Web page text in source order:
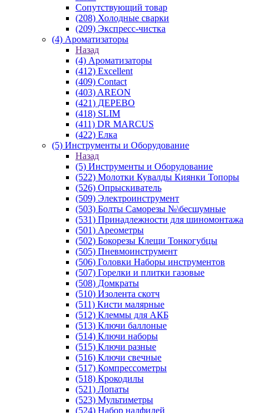
Сопутствующий товар
(208) Холодные сварки
(209) Экспреcс-чистка
(4) Ароматизаторы
Назад
(4) Ароматизаторы
(412) Excellent
(409) Contact
(403) AREON
(421) ДЕРЕВО
(418) SLIM
(411) DR MARCUS
(422) Елка
(5) Инструменты и Оборудование
Назад
(5) Инструменты и Оборудование
(522) Молотки Кувалды Киянки Топоры
(526) Опрыскиватель
(509) Электроинструмент
(503) Болты Саморезы №\бесшумные
(531) Принадлежности для шиномонтажа
(501) Ареометры
(502) Бокорезы Клещи Тонкогубцы
(505) Пневмоинструмент
(506) Головки Наборы инструментов
(507) Горелки и плитки газовые
(508) Домкраты
(510) Изолента скотч
(511) Кисти малярные
(512) Клеммы для АКБ
(513) Ключи баллоные
(514) Ключи наборы
(515) Ключи разные
(516) Ключи свечные
(517) Компрессометры
(518) Крокодилы
(521) Лопаты
(523) Мультиметры
(524) Набор надфилей